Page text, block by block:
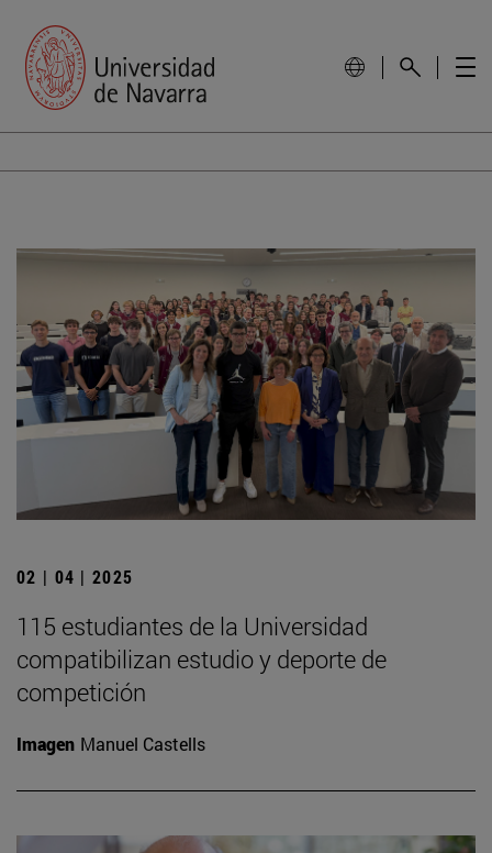
02 | 04 | 2025
115 estudiantes de la Universidad
compatibilizan estudio y deporte de
competición
Imagen Manuel Castells